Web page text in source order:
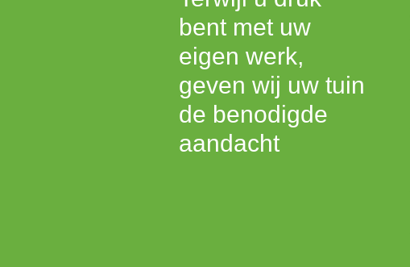
bent met uw
eigen werk,
geven wij uw tuin
de benodigde
aandacht